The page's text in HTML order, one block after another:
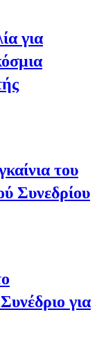
για
του
Συνεδρίου
για